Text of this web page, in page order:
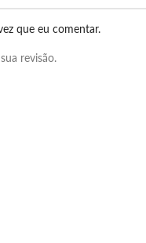
que eu comentar.
revisão.